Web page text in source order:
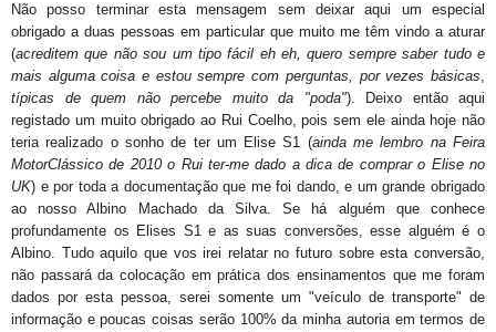
Não posso terminar esta mensagem sem deixar aqui um especial
obrigado a duas pessoas em particular que muito me têm vindo a aturar
(acreditem que não sou um tipo fácil eh eh, quero sempre saber tudo e
mais alguma coisa e estou sempre com perguntas, por vezes básicas,
típicas de quem não percebe muito da "poda"). Deixo então aqui
registado um muito obrigado ao Rui Coelho, pois sem ele ainda hoje não
teria realizado o sonho de ter um Elise S1 (ainda me lembro na Feira
MotorClássico de 2010 o Rui ter-me dado a dica de comprar o Elise no
UK) e por toda a documentação que me foi dando, e um grande obrigado
ao nosso Albino Machado da Silva. Se há alguém que conhece
profundamente os Elises S1 e as suas conversões, esse alguém é o
Albino. Tudo aquilo que vos irei relatar no futuro sobre esta conversão,
não passará da colocação em prática dos ensinamentos que me foram
dados por esta pessoa, serei somente um "veículo de transporte" de
informação e poucas coisas serão 100% da minha autoria em termos de